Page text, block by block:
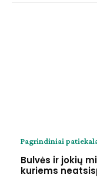
Pagrindiniai
Bulvės ir jokių
kuriems